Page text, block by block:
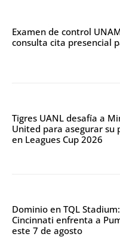
Examen de control
consulta cita presencial
Tigres UANL desafía a
United para asegurar su
en Leagues Cup 2026
Dominio en TQL Stadium:
Cincinnati enfrenta a
este 7 de agosto